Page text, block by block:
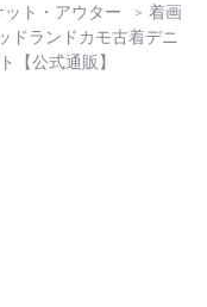
ット・アウター
着画
ドランドカモ古着デニ
【公式通販】